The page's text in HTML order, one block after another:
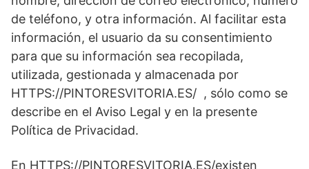
de teléfono, y otra información. Al facilitar esta
información, el usuario da su consentimiento
para que su información sea recopilada,
utilizada, gestionada y almacenada por
HTTPS://PINTORESVITORIA.ES/ , sólo como se
describe en el Aviso Legal y en la presente
Política de Privacidad.
En HTTPS://PINTORESVITORIA.ES/existen